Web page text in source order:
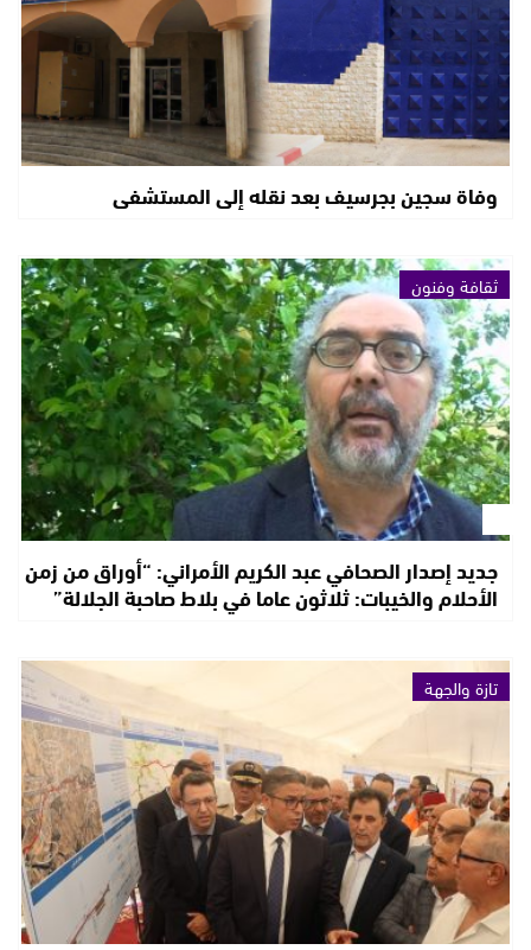
وفاة سجين بجرسيف بعد نقله إلى المستشفى
ثقافة وفنون
جديد إصدار الصحافي عبد الكريم الأمراني: “أوراق من زمن
الأحلام والخيبات: ثلاثون عاما في بلاط صاحبة الجلالة”
تازة والجهة